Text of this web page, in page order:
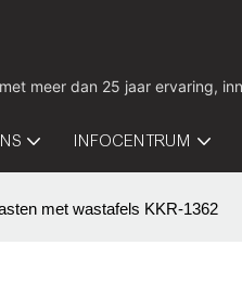
meer dan 25 jaar ervaring,
INFOCENTRUM
met wastafels KKR-1362